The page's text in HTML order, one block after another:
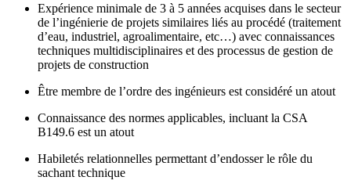
Expérience minimale de 3 à 5 années acquises dans le secteur
de l’ingénierie de projets similaires liés au procédé (traitement
d’eau, industriel, agroalimentaire, etc…) avec connaissances
techniques multidisciplinaires et des processus de gestion de
projets de construction
Être membre de l’ordre des ingénieurs est considéré un atout
Connaissance des normes applicables, incluant la CSA
B149.6 est un atout
Habiletés relationnelles permettant d’endosser le rôle du
sachant technique